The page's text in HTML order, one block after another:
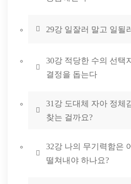
29강 일잘러 말고 일될
30강 적당한 수의 선택
결정을 돕는다
31강 도대체 자아 정체
찾는 걸까요?
32강 나의 무기력함은
떨쳐내야 하나요?